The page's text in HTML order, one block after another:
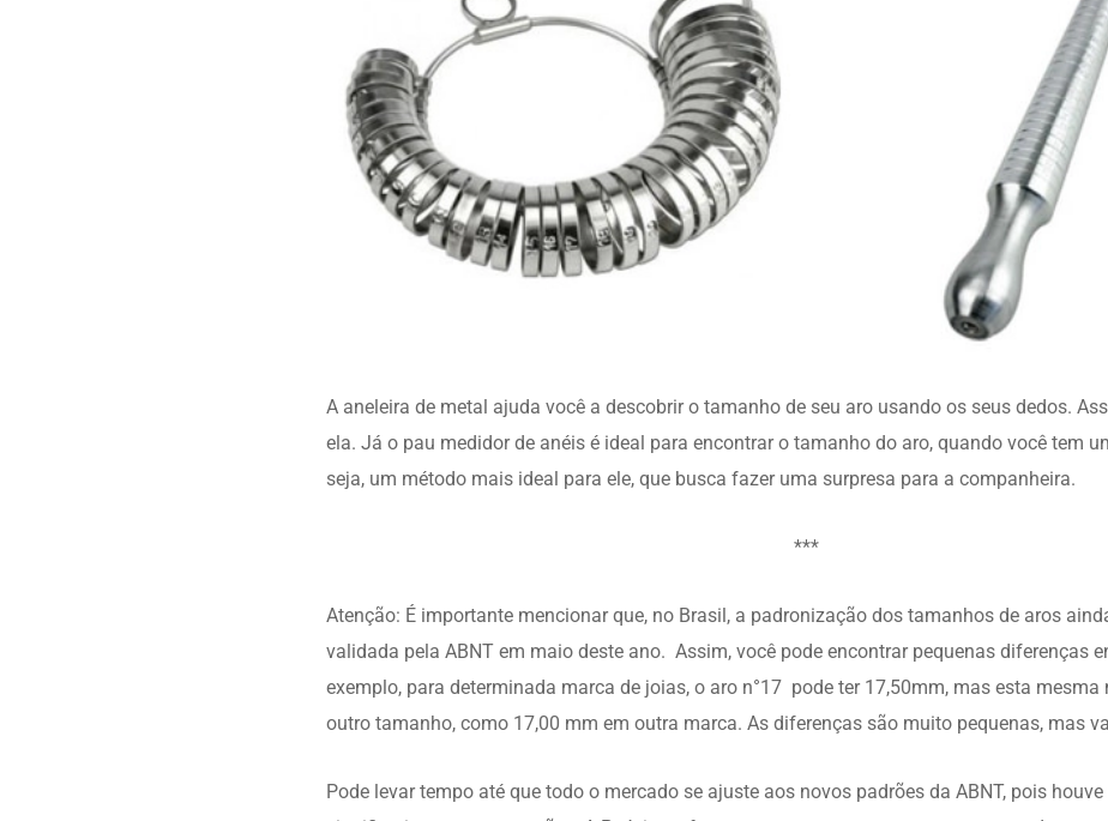
A aneleira de metal ajuda você a descobrir o tamanho de seu aro usando os seus dedos.
ela. Já o pau medidor de anéis é ideal para encontrar o tamanho do aro, quando você tem
seja, um método mais ideal para ele, que busca fazer uma surpresa para a companheira.
***
Atenção: É importante mencionar que, no Brasil, a padronização dos tamanhos de aros
validada pela ABNT em maio deste ano. Assim, você pode encontrar pequenas diferenças
exemplo, para determinada marca de joias, o aro n°17 pode ter 17,50mm, mas esta mesma
outro tamanho, como 17,00 mm em outra marca. As diferenças são muito pequenas, mas
Pode levar tempo até que todo o mercado se ajuste aos novos padrões da ABNT, pois